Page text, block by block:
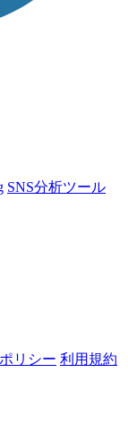
SNS分析ツール
リシー 利用規約